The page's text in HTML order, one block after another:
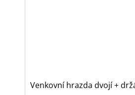
Venkovní hrazda dvojí +